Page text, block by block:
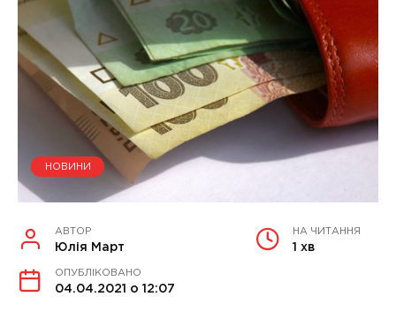
НОВИНИ
АВТОР
Юлія Март
НА ЧИТАННЯ
1 хв
ОПУБЛІКОВАНО
04.04.2021 о 12:07